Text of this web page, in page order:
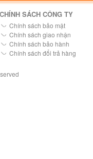
CHÍNH SÁCH CÔNG TY
Chính sách bảo mật
Chính sách giao nhận
Chính sách bảo hành
Chính sách đổi trả hàng